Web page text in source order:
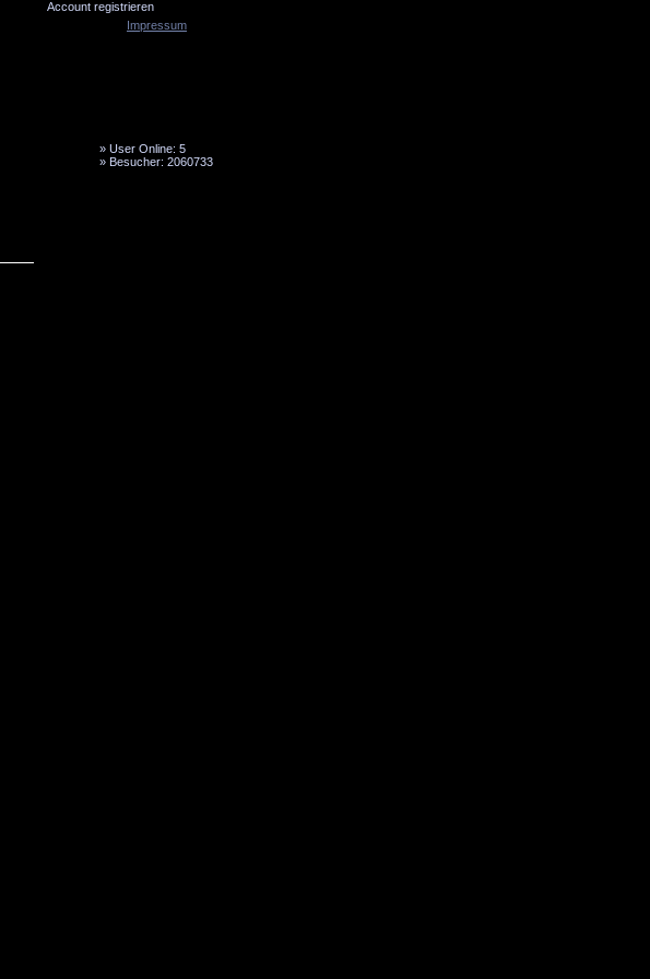
Account registrieren
» User Online: 5
» Besucher: 2060733
Impressum